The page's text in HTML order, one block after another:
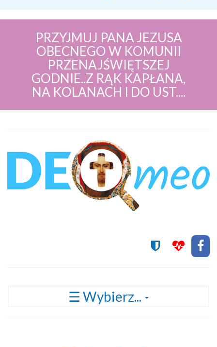
PRZYJMUJ PANA JEZUSA
OBECNEGO W KOMUNII
PRZENAJŚWIĘTSZEJ
GODNIE..Z RĄK KAPŁANA,
NA KOLANACH I DO UST....
Przełącz
☰ Wybierz...